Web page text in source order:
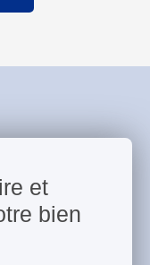
et
bien